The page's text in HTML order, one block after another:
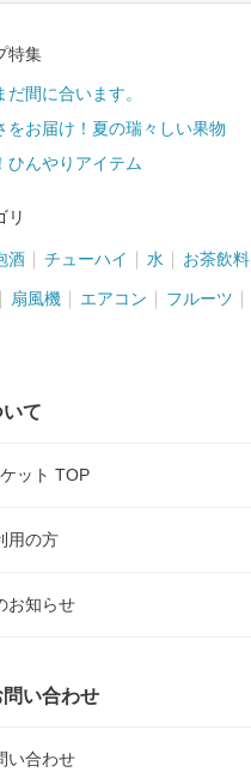
特集
間に合います。
をお届け！夏の瑞々しい果物
ひんやりアイテム
リ
酒 チューハイ 水 お茶飲料
扇風機 エアコン フルーツ
て
ット TOP
用の方
お知らせ
い合わせ
い合わせ